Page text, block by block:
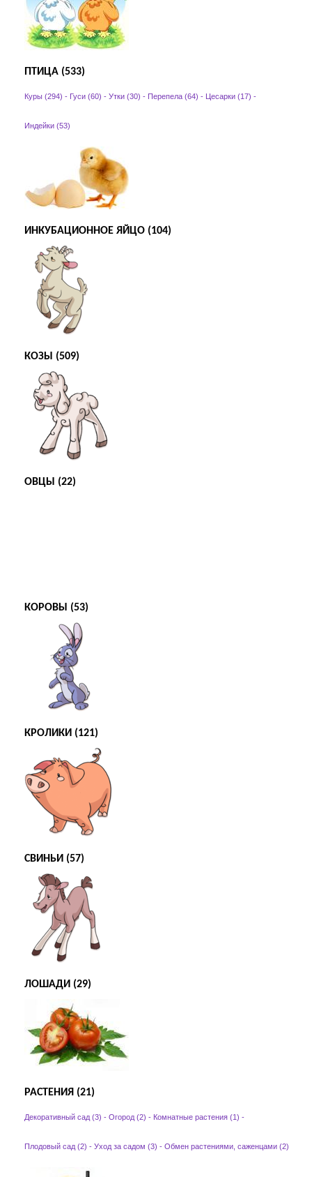
ПТИЦА (533)
Куры (294) - Гуси (60) - Утки (30) - Перепела (64) - Цесарки (17) -
Индейки (53)
ИНКУБАЦИОННОЕ ЯЙЦО (104)
КОЗЫ (509)
ОВЦЫ (22)
КОРОВЫ (53)
КРОЛИКИ (121)
СВИНЬИ (57)
ЛОШАДИ (29)
РАСТЕНИЯ (21)
Декоративный сад (3) - Огород (2) - Комнатные растения (1) -
Плодовый сад (2) - Уход за садом (3) - Обмен растениями, саженцами (2)